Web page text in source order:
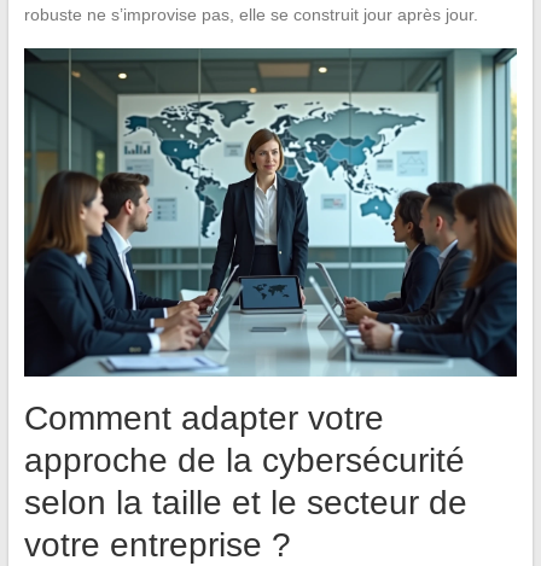
robuste ne s’improvise pas, elle se construit jour après jour.
Comment adapter votre
approche de la cybersécurité
selon la taille et le secteur de
votre entreprise ?